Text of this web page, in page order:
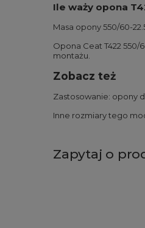
Ile waży opona
Masa opony 550/60-
Opona Ceat T422
montażu.
Zobacz też
Zastosowanie: opony
Inne rozmiary tego
Zapytaj o